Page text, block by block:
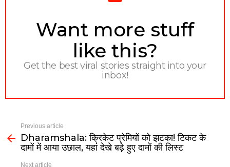
NEWSLETTER
Want more stuff
like this?
Get the best viral stories straight into your
inbox!
Previous article
Dharamshala: क्रिकेट प्रेमियों को झटका! टिकट के
दामों में आया उछाल, यहां देखे बढ़े हुए दामों की लिस्ट
Next article